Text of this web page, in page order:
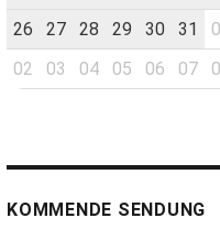
26
27 28 29 30 31
02
03 04 05 06 07
KOMMENDE SENDUNG